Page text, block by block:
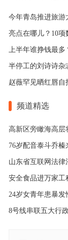
频道精选
高新区旁瞰海高层
76岁配音泰斗乔
安全食品进万家工